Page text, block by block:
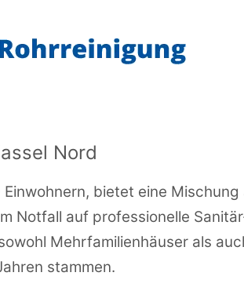
Nord
bietet eine
Notfall auf professionelle
Mehrfamilienhäuser als
stammen.